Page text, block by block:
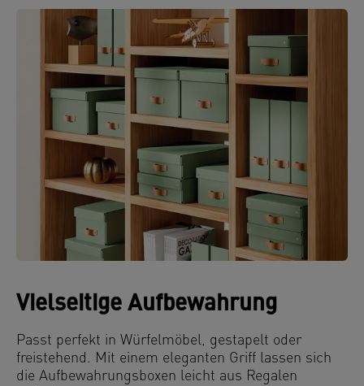
Vielseitige Aufbewahrung
Passt perfekt in Würfelmöbel, gestapelt oder
freistehend. Mit einem eleganten Griff lassen sich
die Aufbewahrungsboxen leicht aus Regalen